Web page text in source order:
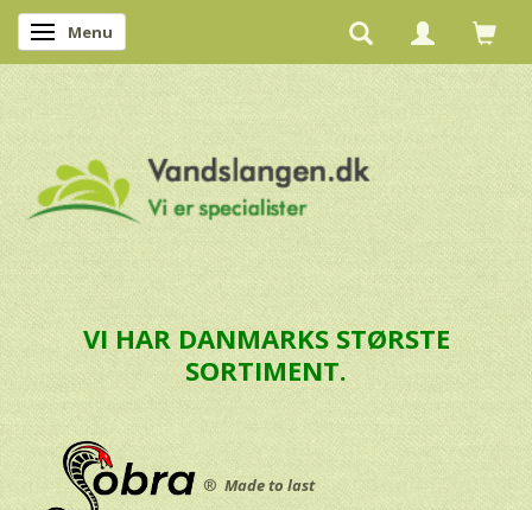
Skifte navigation
Menu
VI HAR DANMARKS STØRSTE
SORTIMENT.
® Made to last